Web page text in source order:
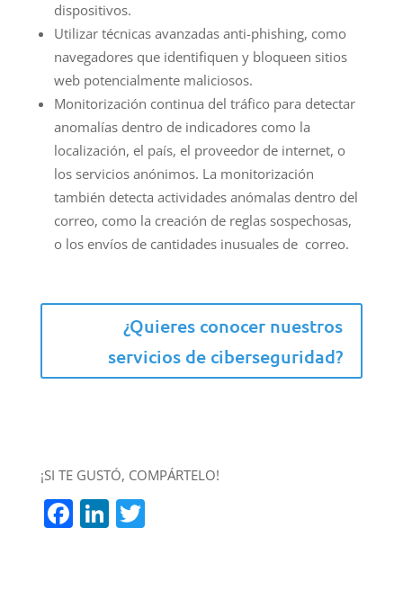
dispositivos.
Utilizar técnicas avanzadas anti-phishing, como
navegadores que identifiquen y bloqueen sitios
web potencialmente maliciosos.
Monitorización continua del tráfico para detectar
anomalías dentro de indicadores como la
localización, el país, el proveedor de internet, o
los servicios anónimos. La monitorización
también detecta actividades anómalas dentro del
correo, como la creación de reglas sospechosas,
o los envíos de cantidades inusuales de correo.
¿Quieres conocer nuestros
servicios de ciberseguridad?
¡SI TE GUSTÓ, COMPÁRTELO!
F Li T